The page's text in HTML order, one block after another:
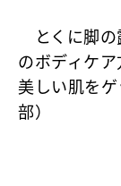
とくに脚の
のボディケ
美しい肌を
部）